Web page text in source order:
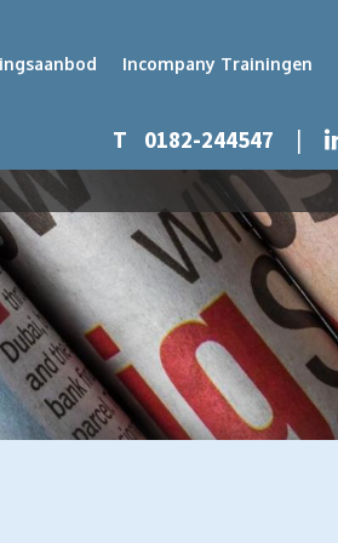
Incompany Trainingen
T 0182-244547 |